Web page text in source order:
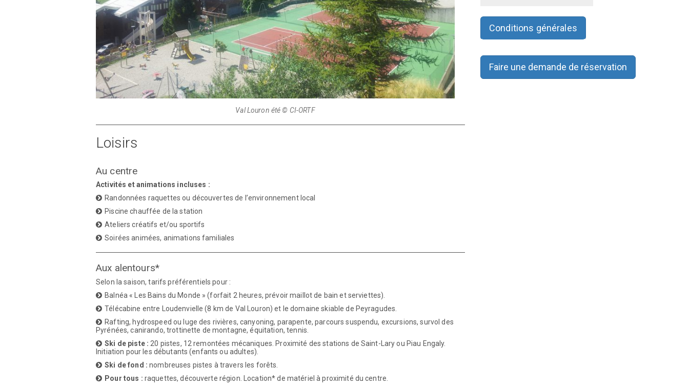
Val Louron été © CI-ORTF
Loisirs
Au centre
Activités et animations incluses :
Randonnées raquettes ou découvertes de l’environnement local
Piscine chauffée de la station
Ateliers créatifs et/ou sportifs
Soirées animées, animations familiales
Aux alentours*
Selon la saison, tarifs préférentiels pour :
Balnéa « Les Bains du Monde » (forfait 2 heures, prévoir maillot de bain et serviettes).
Télécabine entre Loudenvielle (8 km de Val Louron) et le domaine skiable de Peyragudes.
Rafting, hydrospeed ou luge des rivières, canyoning, parapente, parcours suspendu, excursions, survol des
Pyrénées, canirando, trottinette de montagne, équitation, tennis.
Ski de piste : 20 pistes, 12 remontées mécaniques. Proximité des stations de Saint-Lary ou Piau Engaly.
Initiation pour les débutants (enfants ou adultes).
Ski de fond : nombreuses pistes à travers les forêts.
Pour tous : raquettes, découverte région. Location* de matériel à proximité du centre.
Conditions générales
Faire une demande de réservation